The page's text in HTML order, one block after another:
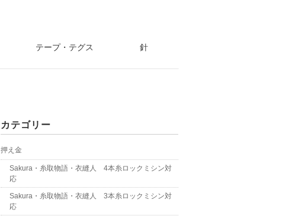
テープ・テグス 針
カテゴリー
押え金
Sakura・糸取物語・衣縫人 4本糸ロックミシン対
応
Sakura・糸取物語・衣縫人 3本糸ロックミシン対
応